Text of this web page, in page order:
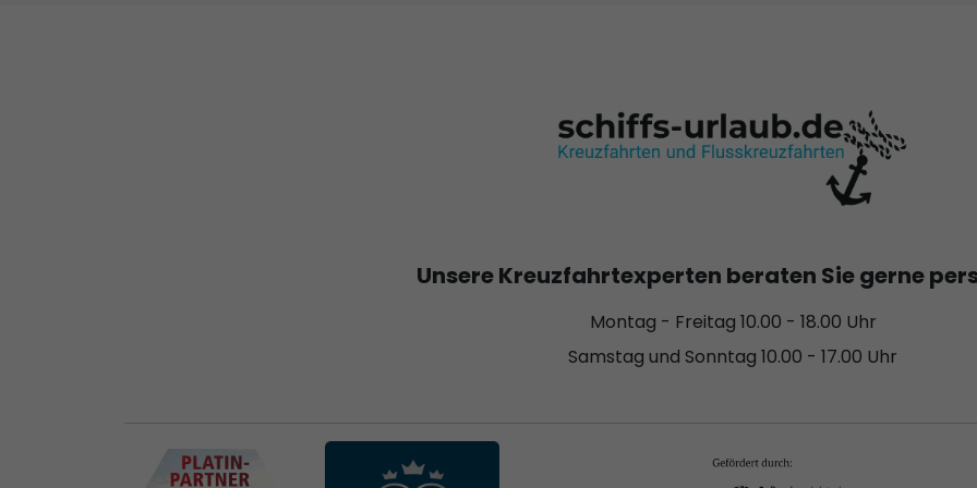
Unsere Kreuzfahrtexperten beraten Sie gerne
Montag - Freitag 10.00 - 18.00 Uhr
Samstag und Sonntag 10.00 - 17.00 Uhr